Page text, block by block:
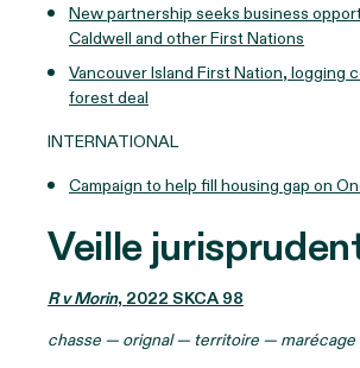
New partnership seeks business
Caldwell and other First Nations
Vancouver Island First Nation, logging
forest deal
INTERNATIONAL
Campaign to help fill housing gap on
Veille
R v Morin, 2022 SKCA 98
chasse — orignal — territoire —